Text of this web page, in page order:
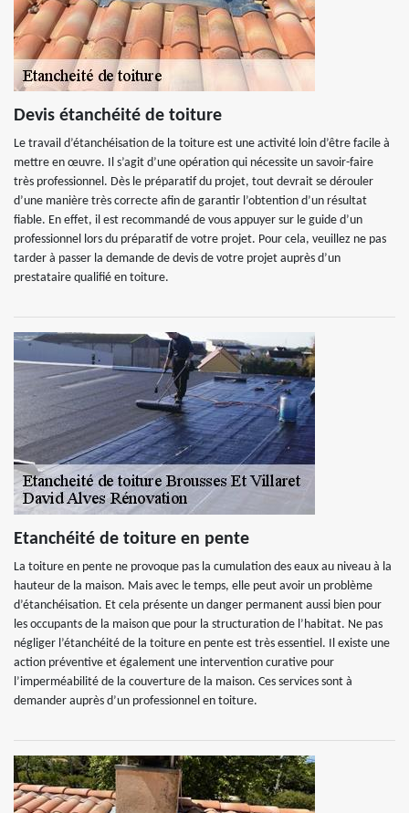
Devis étanchéité de toiture
Le travail d’étanchéisation de la toiture est une activité loin d’être facile à
mettre en œuvre. Il s’agit d’une opération qui nécessite un savoir-faire
très professionnel. Dès le préparatif du projet, tout devrait se dérouler
d’une manière très correcte afin de garantir l’obtention d’un résultat
fiable. En effet, il est recommandé de vous appuyer sur le guide d’un
professionnel lors du préparatif de votre projet. Pour cela, veuillez ne pas
tarder à passer la demande de devis de votre projet auprès d’un
prestataire qualifié en toiture.
Etanchéité de toiture en pente
La toiture en pente ne provoque pas la cumulation des eaux au niveau à la
hauteur de la maison. Mais avec le temps, elle peut avoir un problème
d’étanchéisation. Et cela présente un danger permanent aussi bien pour
les occupants de la maison que pour la structuration de l’habitat. Ne pas
négliger l’étanchéité de la toiture en pente est très essentiel. Il existe une
action préventive et également une intervention curative pour
l’imperméabilité de la couverture de la maison. Ces services sont à
demander auprès d’un professionnel en toiture.